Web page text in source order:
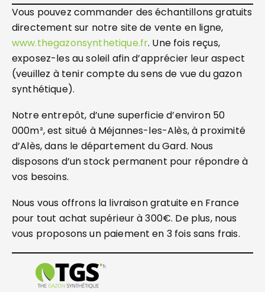
Vous pouvez commander des échantillons gratuits
directement sur notre site de vente en ligne,
www.thegazonsynthetique.fr. Une fois reçus,
exposez-les au soleil afin d’apprécier leur aspect
(veuillez à tenir compte du sens de vue du gazon
synthétique).
Notre entrepôt, d’une superficie d’environ 50
000m², est situé à Méjannes-les-Alès, à proximité
d’Alès, dans le département du Gard. Nous
disposons d’un stock permanent pour répondre à
vos besoins.
Nous vous offrons la livraison gratuite en France
pour tout achat supérieur à 300€. De plus, nous
vous proposons un paiement en 3 fois sans frais.